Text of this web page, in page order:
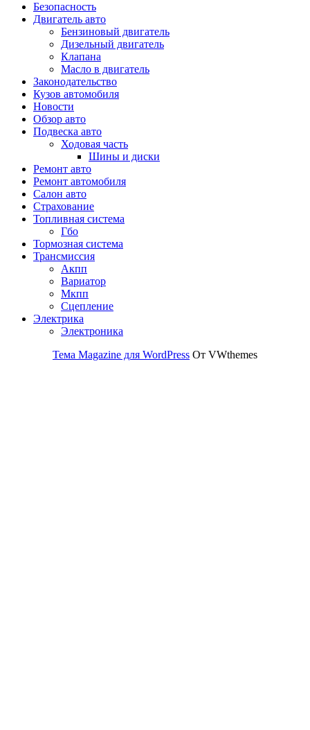
Безопасность
Двигатель авто
Бензиновый двигатель
Дизельный двигатель
Клапана
Масло в двигатель
Законодательство
Кузов автомобиля
Новости
Обзор авто
Подвеска авто
Ходовая часть
Шины и диски
Ремонт авто
Ремонт автомобиля
Салон авто
Страхование
Топливная система
Гбо
Тормозная система
Трансмиссия
Акпп
Вариатор
Мкпп
Сцепление
Электрика
Электроника
Тема Magazine для WordPress От VWthemes